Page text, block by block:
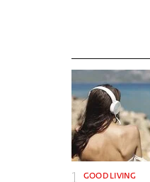
GOOD LIVING